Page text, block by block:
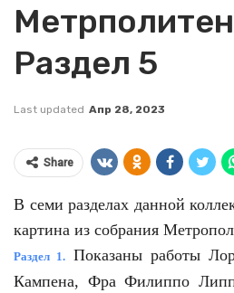
Раздел 5
Last updated Апр 28, 2023
Share
В семи разделах данной
картина из собрания
Раздел 1. Показаны работы
Кампена, Фра Филиппо